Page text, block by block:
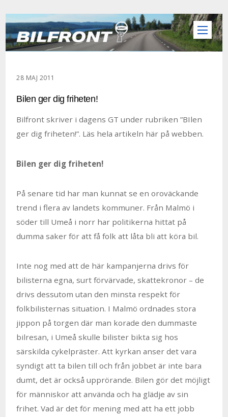
28 MAJ 2011
Bilen ger dig friheten!
Bilfront skriver i dagens GT under rubriken ”BIlen
ger dig friheten!”. Läs hela artikeln här på webben.
Bilen ger dig friheten!
På senare tid har man kunnat se en oroväckande
trend i flera av landets kommuner. Från Malmö i
söder till Umeå i norr har politikerna hittat på
dumma saker för att få folk att låta bli att köra bil.
Inte nog med att de här kampanjerna drivs för
bilisterna egna, surt förvärvade, skattekronor – de
drivs dessutom utan den minsta respekt för
folkbilisternas situation. I Malmö ordnades stora
jippon på torgen där man korade den dummaste
bilresan, i Umeå skulle bilister bikta sig hos
särskilda cykelpräster. Att kyrkan anser det vara
syndigt att ta bilen till och från jobbet är inte bara
dumt, det är också upprörande. Bilen gör det möjligt
för människor att använda och ha glädje av sin
frihet. Vad är det för mening med att ha ett jobb